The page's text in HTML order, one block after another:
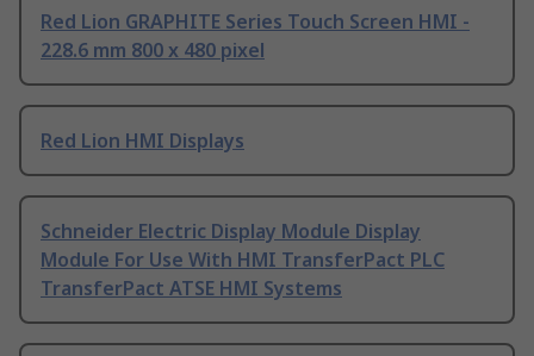
Red Lion GRAPHITE Series Touch Screen HMI -
228.6 mm 800 x 480 pixel
Red Lion HMI Displays
Schneider Electric Display Module Display
Module For Use With HMI TransferPact PLC
TransferPact ATSE HMI Systems